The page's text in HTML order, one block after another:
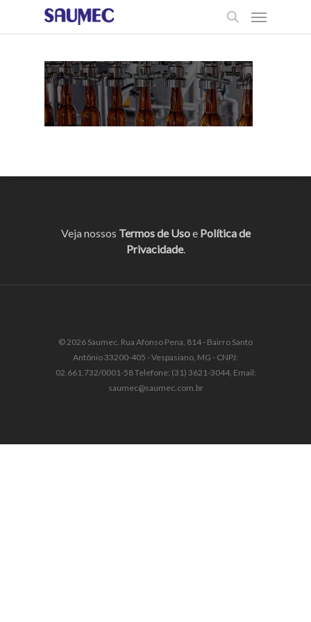
Veja nossos Termos de Usoe Política de
Privacidade.
© 2026 Saumec. Rua Afonso Pena, 814 - Bairro Santo
Antônio 33200-405 - Vespasiano, MG - CNPJ:
02.661.732/0001-58 Telefone: (31) 3621-3044, Email:
saumec@saumec.com.br